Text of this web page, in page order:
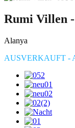
Rumi Villen
Alanya
AUSVERKAUFT -